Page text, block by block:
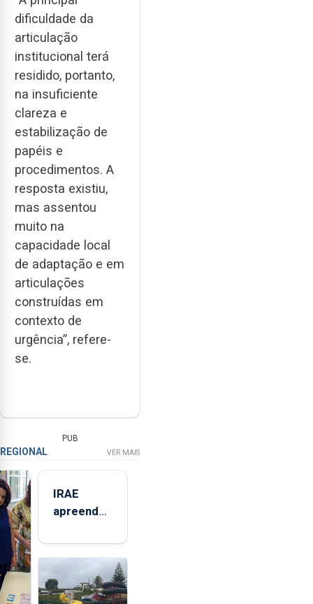
dificuldade da
articulação
institucional terá
residido, portanto,
na insuficiente
clareza e
estabilização de
papéis e
procedimentos. A
resposta existiu,
mas assentou
muito na
capacidade local
de adaptação e em
articulações
construídas em
contexto de
urgência”, refere-
se.
PUB
REGIONAL VER MAIS
IRAE
apreendeu
toneladas
de
alimentos
entre